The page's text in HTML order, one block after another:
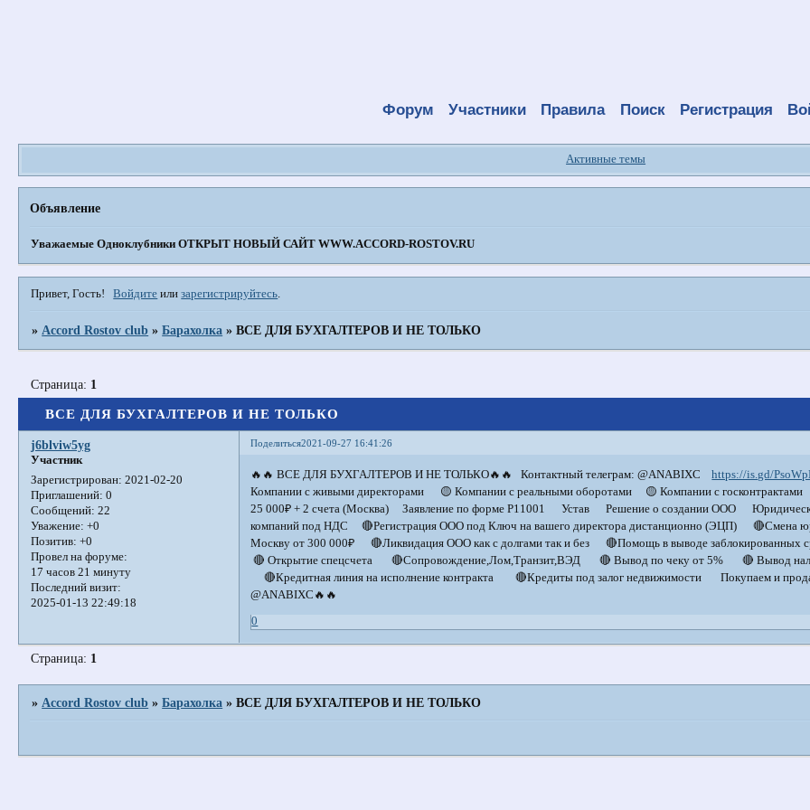
Форум Участники Правила Поиск Регистрация
Активные темы
Объявление
Уважаемые Одноклубники ОТКРЫТ НОВЫЙ САЙТ WWW.ACCORD-ROSTOV.RU
Привет, Гость! Войдите илизарегистрируйтесь
»Accord Rostov club »Барахолка »ВСЕ ДЛЯ БУХГАЛТЕРОВ И НЕ ТОЛЬКО
ВСЕ ДЛЯ БУХГАЛТЕРОВ И НЕ ТОЛЬКО
Страница: 1
Поделиться2021-09-27 16:41:26
j6blviw5yg
Участник
Зарегистрирован: 2021-02-20
Приглашений: 0
Сообщений: 22
Уважение: +0
Позитив: +0
Провел на форуме:
17 часов 21 минуту
Последний визит:
2025-01-13 22:49:18
🔥🔥 ВСЕ ДЛЯ БУХГАЛТЕРОВ И НЕ ТОЛЬКО🔥🔥 Контактный телеграм: @ANABIXChttps://is.gd/
Компании с живыми директорами 🟡 Компании с реальными оборотами 🟡 Компании с
25 000₽ + 2 счета (Москва) Заявление по форме Р11001 Устав Решение о создании ООО
компаний под НДС 🔴Регистрация ООО под Ключ на вашего директора дистанционно (ЭЦП) 🔴Смена
Москву от 300 000₽ 🔴Ликвидация ООО как с долгами так и без 🔴Помощь в выводе
🔴 Открытие спецсчета 🔴Сопровождение,Лом,Транзит,ВЭД 🔴 Вывод по чеку от 5% 🔴 Вывод
🔴Кредитная линия на исполнение контракта 🔴Кредиты под залог недвижимости Покупаем и
@ANABIXC🔥🔥
0
Страница: 1
»Accord Rostov club »Барахолка »ВСЕ ДЛЯ БУХГАЛТЕРОВ И НЕ ТОЛЬКО